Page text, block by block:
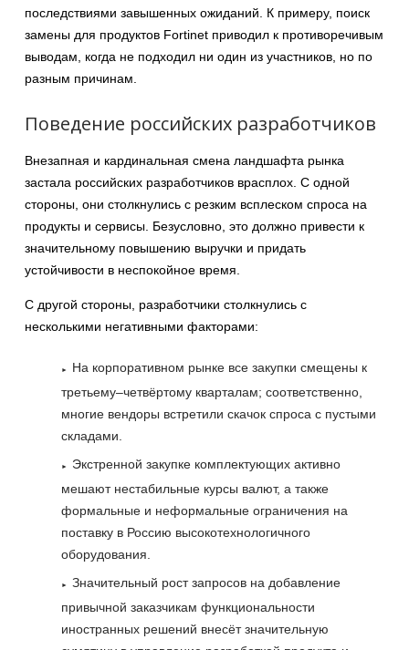
последствиями завышенных ожиданий. К примеру, поиск
замены для продуктов Fortinet приводил к противоречивым
выводам, когда не подходил ни один из участников, но по
разным причинам.
Поведение российских разработчиков
Внезапная и кардинальная смена ландшафта рынка
застала российских разработчиков врасплох. С одной
стороны, они столкнулись с резким всплеском спроса на
продукты и сервисы. Безусловно, это должно привести к
значительному повышению выручки и придать
устойчивости в неспокойное время.
С другой стороны, разработчики столкнулись с
несколькими негативными факторами:
На корпоративном рынке все закупки смещены к
третьему–четвёртому кварталам; соответственно,
многие вендоры встретили скачок спроса с пустыми
складами.
Экстренной закупке комплектующих активно
мешают нестабильные курсы валют, а также
формальные и неформальные ограничения на
поставку в Россию высокотехнологичного
оборудования.
Значительный рост запросов на добавление
привычной заказчикам функциональности
иностранных решений внесёт значительную